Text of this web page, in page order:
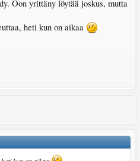
Oon yrittäny löytää joskus, mutta
heti kun on aikaa